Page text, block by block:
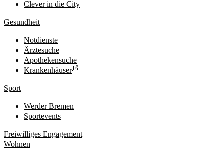
Clever in die City
Gesundheit
Notdienste
Ärztesuche
Apothekensuche
Krankenhäuser
Sport
Werder Bremen
Sportevents
Freiwilliges Engagement
Wohnen